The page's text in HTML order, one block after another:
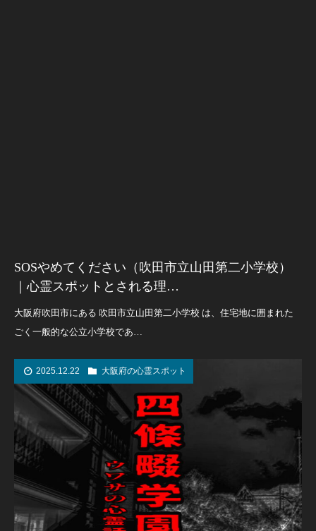
SOSやめてください（吹田市立山田第二小学校）
｜心霊スポットとされる理…
大阪府吹田市にある 吹田市立山田第二小学校 は、住宅地に囲まれた
ごく一般的な公立小学校であ…
2025.12.22 大阪府の心霊スポット